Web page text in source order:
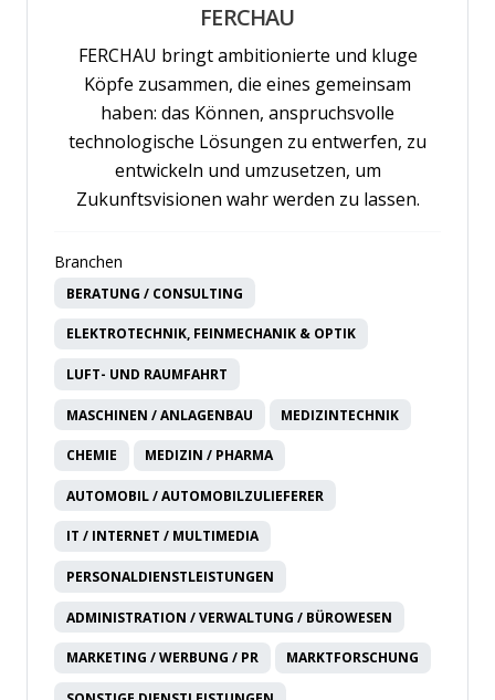
FERCHAU
FERCHAU bringt ambitionierte und kluge
Köpfe zusammen, die eines gemeinsam
haben: das Können, anspruchsvolle
technologische Lösungen zu entwerfen, zu
entwickeln und umzusetzen, um
Zukunftsvisionen wahr werden zu lassen.
Branchen
BERATUNG / CONSULTING
ELEKTROTECHNIK, FEINMECHANIK & OPTIK
LUFT- UND RAUMFAHRT
MASCHINEN / ANLAGENBAU MEDIZINTECHNIK
CHEMIE MEDIZIN / PHARMA
AUTOMOBIL / AUTOMOBILZULIEFERER
IT / INTERNET / MULTIMEDIA
PERSONALDIENSTLEISTUNGEN
ADMINISTRATION / VERWALTUNG / BÜROWESEN
MARKETING / WERBUNG / PR MARKTFORSCHUNG